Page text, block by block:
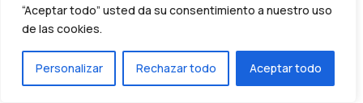
“Aceptar todo” usted da su consentimiento a nuestro uso
de las cookies.
Personalizar Rechazar todo Aceptar todo